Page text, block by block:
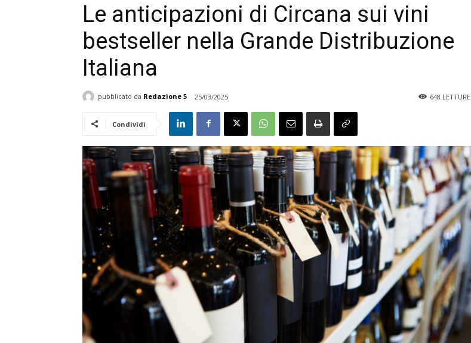
Le anticipazioni di Circana sui vini
bestseller nella Grande Distribuzione
Italiana
pubblicato da Redazione 5 25/03/2025 648 LETTURE
Condividi